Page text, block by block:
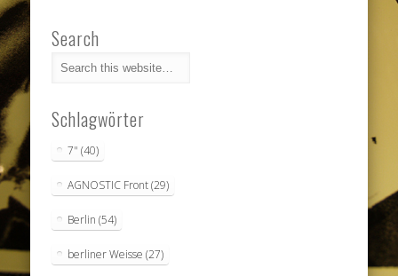
Search
Schlagwörter
7" (40)
AGNOSTIC Front(29)
Berlin (54)
berliner Weisse (27)